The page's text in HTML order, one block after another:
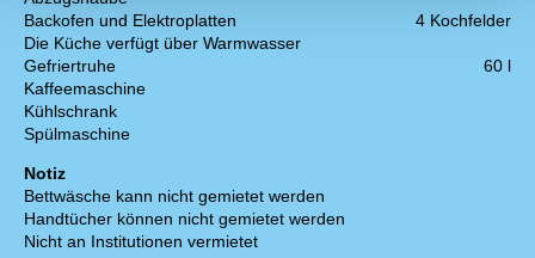
Backofen und Elektroplatten
4 Kochfelder
Die Küche verfügt über Warmwasser
Gefriertruhe
60 l
Kaffeemaschine
Kühlschrank
Spülmaschine
Notiz
Bettwäsche kann nicht gemietet werden
Handtücher können nicht gemietet werden
Nicht an Institutionen vermietet